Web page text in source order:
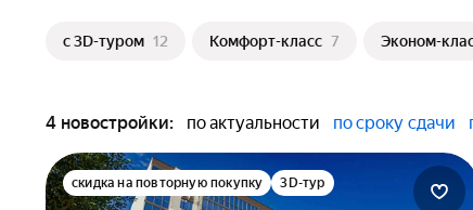
c 3D-туром 12 Комфорт-класс 7 Эконом-
4 новостройки: по актуальности по сроку сдачи
скидка на повторную покупку 3D-тур